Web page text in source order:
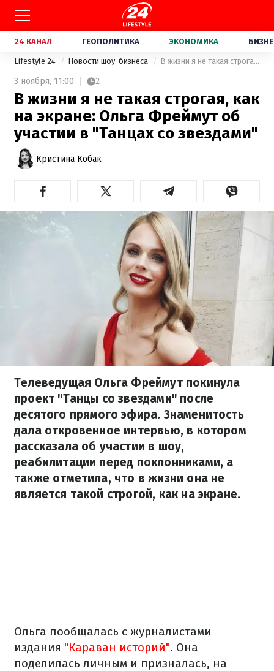
24 КАНАЛ ГЕОПОЛИТИКА ЭКОНОМИКА
Lifestyle 24 Новости шоу-бизнеса В жизни я не такая строгая, как на экране: Ольга Фреймут об участии в "Танцах со звездами"
3 ноября, 11:00 2
В жизни я не такая строгая, как
на экране: Ольга Фреймут об
участии в "Танцах со звездами"
Кристина Кобак
Телеведущая Ольга Фреймут покинула
проект "Танцы со звездами" после
десятого прямого эфира. Знаменитость
дала откровенное интервью, в котором
рассказала об участии в шоу,
реабилитации перед поклонниками, а
также отметила, что в жизни она не
является такой строгой, как на экране.
Ольга пообщалась с журналистами
издания "Караван историй". Она
поделилась личным и призналась, на